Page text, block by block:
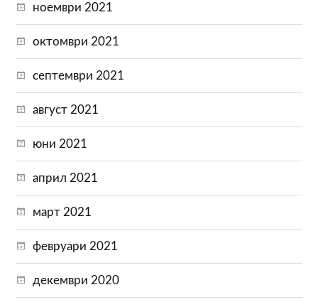
ноември 2021
октомври 2021
септември 2021
август 2021
юни 2021
април 2021
март 2021
февруари 2021
декември 2020